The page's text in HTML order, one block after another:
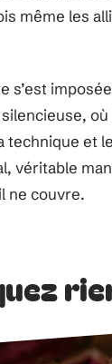
même les
s’est
technique et
véritable
ne couvre.